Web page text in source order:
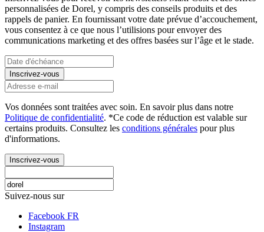
personnalisées de Dorel, y compris des conseils produits et des
rappels de panier. En fournissant votre date prévue d’accouchement,
vous consentez à ce que nous l’utilisions pour envoyer des
communications marketing et des offres basées sur l’âge et le stade.
Inscrivez-vous
Vos données sont traitées avec soin. En savoir plus dans notre
Politique de confidentialité. *Ce code de réduction est valable sur
certains produits. Consultez les conditions générales pour plus
d'informations.
Inscrivez-vous
Suivez-nous sur
Facebook FR
Instagram